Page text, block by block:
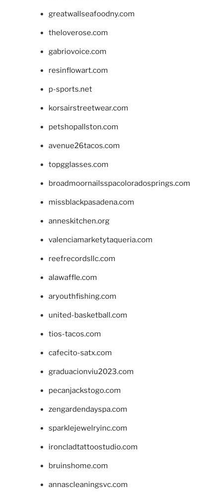
greatwallseafoodny.com
theloverose.com
gabriovoice.com
resinflowart.com
p-sports.net
korsairstreetwear.com
petshopallston.com
avenue26tacos.com
topgglasses.com
broadmoornailsspacoloradosprings.com
missblackpasadena.com
anneskitchen.org
valenciamarketytaqueria.com
reefrecordsllc.com
alawaffle.com
aryouthfishing.com
united-basketball.com
tios-tacos.com
cafecito-satx.com
graduacionviu2023.com
pecanjackstogo.com
zengardendayspa.com
sparklejewelryinc.com
ironcladtattoostudio.com
bruinshome.com
annascleaningsvc.com